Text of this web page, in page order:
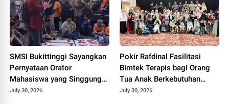
SMSI Bukittinggi Sayangkan
Pernyataan Orator
Mahasiswa yang Singgung
Wartawan Saat Aksi
July 30, 2026
Pokir Rafdinal Fasilitasi
Bimtek Terapis bagi Orang
Tua Anak Berkebutuhan
Khusus, Perkuat
July 30, 2026